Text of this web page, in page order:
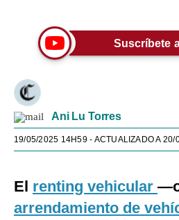
Suscríbete
Ani Lu Torres
19/05/2025 14H59- ACTUALIZADO A
El renting vehicular
arrendamiento de